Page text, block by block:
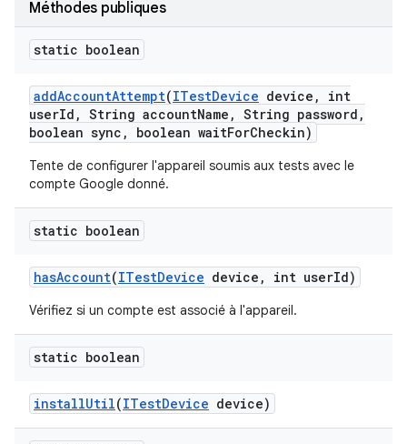
Méthodes publiques
static boolean
addAccountAttempt(ITestDevice device ,
int
userId , String accountName , String password ,
boolean sync , boolean waitForCheckin)
Tente de configurer l'appareil soumis aux tests avec le
compte Google donné.
static boolean
hasAccount(ITestDevice device , int userId)
Vérifiez si un compte est associé à l'appareil.
static boolean
installUtil(ITestDevice device)